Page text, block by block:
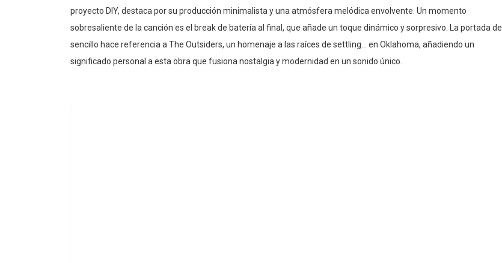
proyecto DIY, destaca por su producción minimalista y una atmósfera melódica envolvente. Un momento
sobresaliente de la canción es el break de batería al final, que añade un toque dinámico y sorpresivo. La portada del
sencillo hace referencia a The Outsiders, un homenaje a las raíces de settling… en Oklahoma, añadiendo un
significado personal a esta obra que fusiona nostalgia y modernidad en un sonido único.